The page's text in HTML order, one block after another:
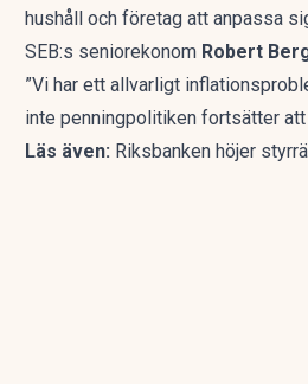
hushåll och företag att anpassa
SEB:s seniorekonom Robert
”Vi har ett allvarligt
inte penningpolitiken fortsätter
Läs även: Riksbanken höjer